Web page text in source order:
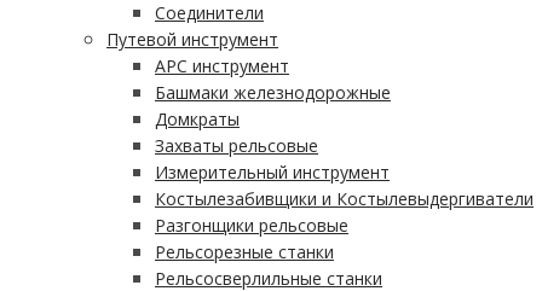
Соединители
Путевой инструмент
АРС инструмент
Башмаки железнодорожные
Домкраты
Захваты рельсовые
Измерительный инструмент
Костылезабивщики и Костылевыдергиватели
Разгонщики рельсовые
Рельсорезные станки
Рельсосверлильные станки